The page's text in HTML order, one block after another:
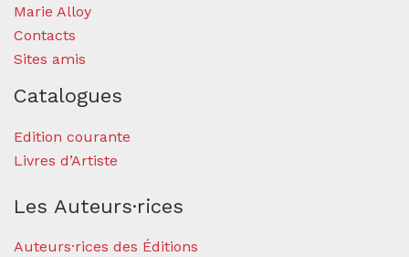
Marie Alloy
Contacts
Sites amis
Catalogues
Edition courante
Livres d’Artiste
Les Auteurs·rices
Auteurs·rices des Éditions